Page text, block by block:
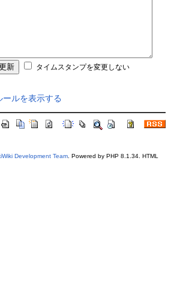
タイムスタンプを変更しない
ルを表示する
Development Team. Powered by PHP 8.1.34. HTML